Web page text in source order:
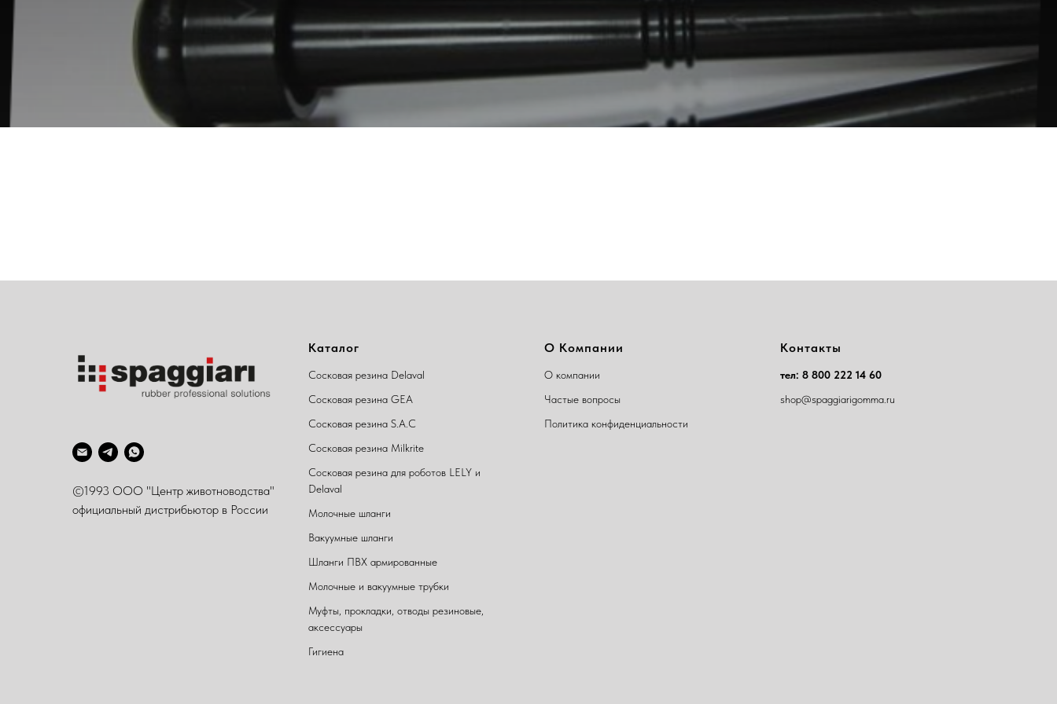
©1993 ООО "Центр животноводства"
официальный дистрибьютор в России
Каталог
Сосковая резина Delaval
Сосковая резина GEA
Сосковая резина S.A.C
Сосковая резина Milkrite
Сосковая резина для роботов LELY и
Delaval
Молочные шланги
Вакуумные шланги
Шланги ПВХ армированные
Молочные и вакуумные трубки
Муфты, прокладки, отводы резиновые,
аксессуары
Гигиена
О Компании
О компании
Частые вопросы
Политика конфиденциальности
Контакты
тел: 8 800 222 14 60
shop@spaggiarigomma.ru